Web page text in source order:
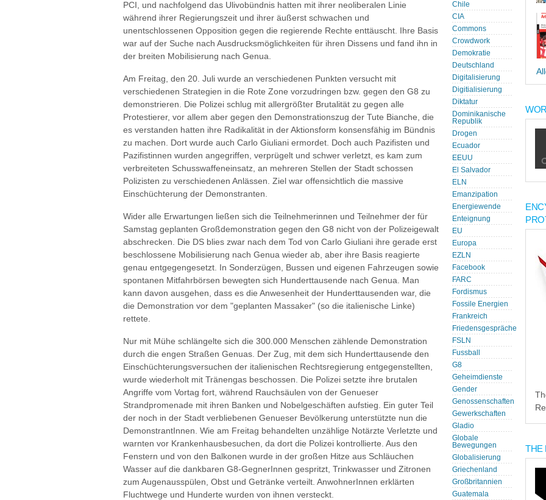
PCI, und nachfolgend das Ulivobündnis hatten mit ihrer neoliberalen Linie
während ihrer Regierungszeit und ihrer äußerst schwachen und
unentschlossenen Opposition gegen die regierende Rechte enttäuscht. Ihre Basis
war auf der Suche nach Ausdrucksmöglichkeiten für ihren Dissens und fand ihn in
der breiten Mobilisierung nach Genua.
Am Freitag, den 20. Juli wurde an verschiedenen Punkten versucht mit
verschiedenen Strategien in die Rote Zone vorzudringen bzw. gegen den G8 zu
demonstrieren. Die Polizei schlug mit allergrößter Brutalität zu gegen alle
Protestierer, vor allem aber gegen den Demonstrationszug der Tute Bianche, die
es verstanden hatten ihre Radikalität in der Aktionsform konsensfähig im Bündnis
zu machen. Dort wurde auch Carlo Giuliani ermordet. Doch auch Pazifisten und
Pazifistinnen wurden angegriffen, verprügelt und schwer verletzt, es kam zum
verbreiteten Schusswaffeneinsatz, an mehreren Stellen der Stadt schossen
Polizisten zu verschiedenen Anlässen. Ziel war offensichtlich die massive
Einschüchterung der Demonstranten.
Wider alle Erwartungen ließen sich die Teilnehmerinnen und Teilnehmer der für
Samstag geplanten Großdemonstration gegen den G8 nicht von der Polizeigewalt
abschrecken. Die DS blies zwar nach dem Tod von Carlo Giuliani ihre gerade erst
beschlossene Mobilisierung nach Genua wieder ab, aber ihre Basis reagierte
genau entgegengesetzt. In Sonderzügen, Bussen und eigenen Fahrzeugen sowie
spontanen Mitfahrbörsen bewegten sich Hunderttausende nach Genua. Man
kann davon ausgehen, dass es die Anwesenheit der Hunderttausenden war, die
die Demonstration vor dem "geplanten Massaker" (so die italienische Linke)
rettete.
Nur mit Mühe schlängelte sich die 300.000 Menschen zählende Demonstration
durch die engen Straßen Genuas. Der Zug, mit dem sich Hunderttausende den
Einschüchterungsversuchen der italienischen Rechtsregierung entgegenstellten,
wurde wiederholt mit Tränengas beschossen. Die Polizei setzte ihre brutalen
Angriffe vom Vortag fort, während Rauchsäulen von der Genueser
Strandpromenade mit ihren Banken und Nobelgeschäften aufstieg. Ein guter Teil
der noch in der Stadt verbliebenen Genueser Bevölkerung unterstützte nun die
DemonstrantInnen. Wie am Freitag behandelten unzählige Notärzte Verletzte und
warnten vor Krankenhausbesuchen, da dort die Polizei kontrollierte. Aus den
Fenstern und von den Balkonen wurde in der großen Hitze aus Schläuchen
Wasser auf die dankbaren G8-GegnerInnen gespritzt, Trinkwasser und Zitronen
zum Augenausspülen, Obst und Getränke verteilt. AnwohnerInnen erklärten
Fluchtwege und Hunderte wurden von ihnen versteckt.
Chile
CIA
Commons
Crowdwork
Demokratie
Deutschland
Digitalisierung
Digitialisierung
Diktatur
Dominikanische
Republik
Drogen
Ecuador
EEUU
El Salvador
ELN
Emanzipation
Energiewende
Enteignung
EU
Europa
EZLN
Facebook
FARC
Fordismus
Fossile Energien
Frankreich
Friedensgespräche
FSLN
Fussball
G8
Geheimdienste
Gender
Genossenschaften
Gewerkschaften
Gladio
Globale
Bewegungen
Globalisierung
Griechenland
Großbritannien
Guatemala
THE